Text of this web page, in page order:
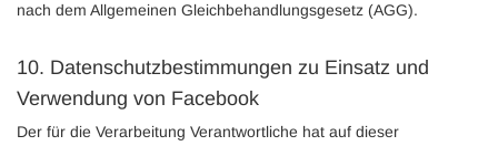
nach dem Allgemeinen Gleichbehandlungsgesetz (AGG).
10. Datenschutzbestimmungen zu Einsatz und
Verwendung von Facebook
Der für die Verarbeitung Verantwortliche hat auf dieser